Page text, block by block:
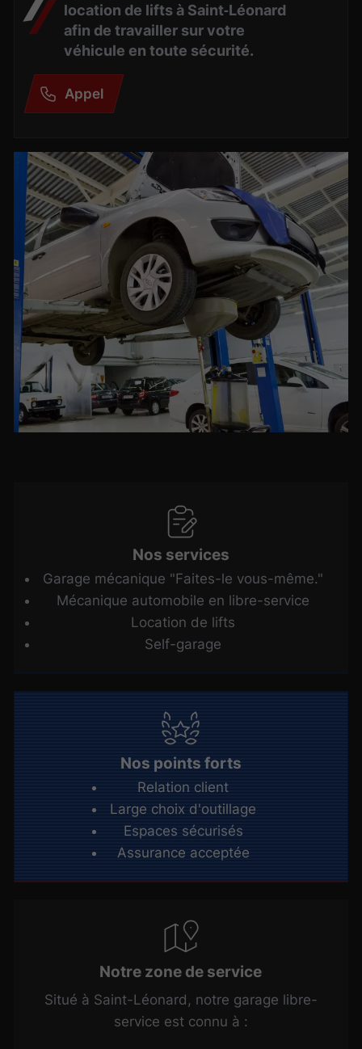
location de lifts à Saint‑Léonard
afin de travailler sur votre
véhicule en toute sécurité.
Appel
Nos services
Garage mécanique "Faites-le vous-même."
Mécanique automobile en libre-service
Location de lifts
Self-garage
Nos points forts
Relation client
Large choix d'outillage
Espaces sécurisés
Assurance acceptée
Notre zone de service
Situé à Saint-Léonard, notre garage libre-
service est connu à :